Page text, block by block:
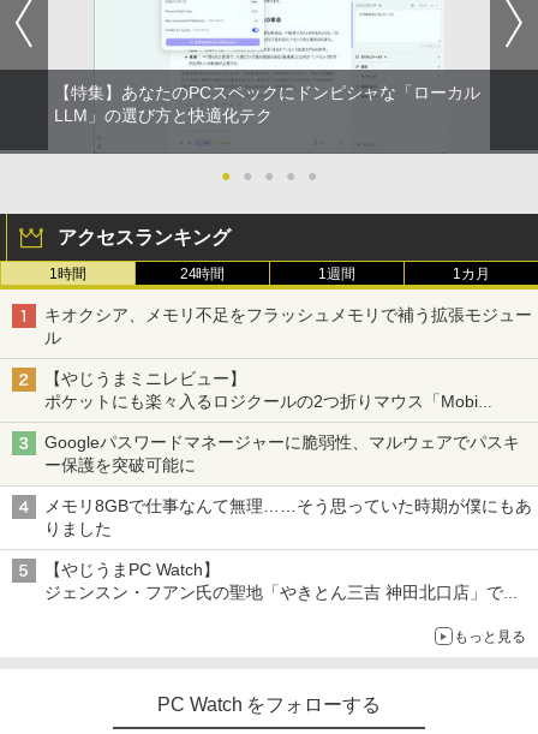
【特集】あなたのPCスペックにドンピシャな「ローカル
LLM」の選び方と快適化テク
● ● ● ● ●
アクセスランキング
1時間 24時間 1週間 1カ月
キオクシア、メモリ不足をフラッシュメモリで補う拡張モジュー
ル
【やじうまミニレビュー】
ポケットにも楽々入るロジクールの2つ折りマウス「Mobi
Fold」。その気になるギミックとは？
Googleパスワードマネージャーに脆弱性、マルウェアでパスキ
ー保護を突破可能に
メモリ8GBで仕事なんて無理……そう思っていた時期が僕にもあ
りました
【やじうまPC Watch】
ジェンスン・フアン氏の聖地「やきとん三吉 神田北口店」で
～コース名を変更したのはNVIDIAに怒られたからではないもっと見る
PC Watch をフォローする